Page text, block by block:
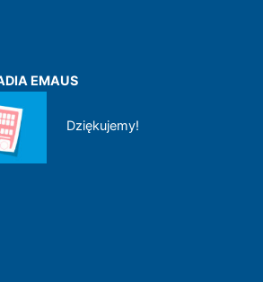
EMAUS
Dziękujemy!